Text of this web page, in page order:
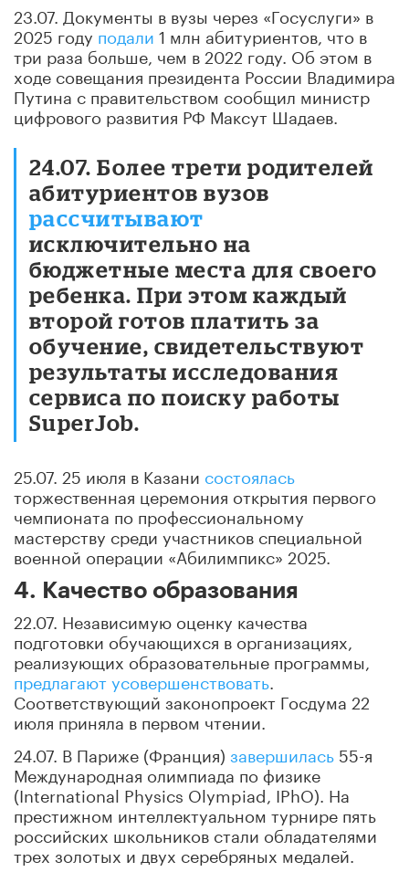
23.07. Документы в вузы через «Госуслуги» в
2025 годуподали 1 млн абитуриентов, что в
три раза больше, чем в 2022 году. Об этом в
ходе совещания президента России Владимира
Путина с правительством сообщил министр
цифрового развития РФ Максут Шадаев.
24.07. Более трети родителей
абитуриентов вузов
рассчитывают
исключительно на
бюджетные места для своего
ребенка. При этом каждый
второй готов платить за
обучение, свидетельствуют
результаты исследования
сервиса по поиску работы
SuperJob.
25.07. 25 июля в Казани состоялась
торжественная церемония открытия первого
чемпионата по профессиональному
мастерству среди участников специальной
военной операции «Абилимпикс» 2025.
4. Качество образования
22.07. Независимую оценку качества
подготовки обучающихся в организациях,
реализующих образовательные программы,
предлагают усовершенствовать
Соответствующий законопроект Госдума 22
июля приняла в первом чтении.
24.07. В Париже (Франция) завершилась 55-я
Международная олимпиада по физике
(International Physics Olympiad, IPhO). На
престижном интеллектуальном турнире пять
российских школьников стали обладателями
трех золотых и двух серебряных медалей.